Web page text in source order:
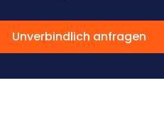
Unverbindlich anfragen